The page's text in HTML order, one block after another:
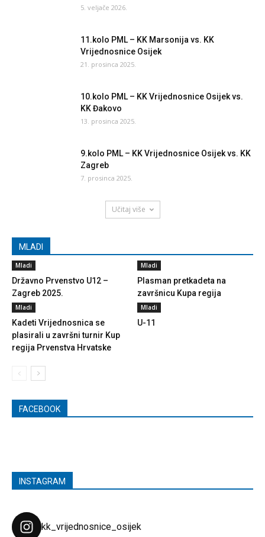
5. veljače 2026.
11.kolo PML – KK Marsonija vs. KK
Vrijednosnice Osijek
21. prosinca 2025.
10.kolo PML – KK Vrijednosnice Osijek vs.
KK Đakovo
13. prosinca 2025.
9.kolo PML – KK Vrijednosnice Osijek vs. KK
Zagreb
7. prosinca 2025.
Učitaj više
MLADI
Mladi
Državno Prvenstvo U12 –
Zagreb 2025.
Mladi
Plasman pretkadeta na
završnicu Kupa regija
Mladi
Kadeti Vrijednosnica se
plasirali u završni turnir Kup
regija Prvenstva Hrvatske
Mladi
U-11
FACEBOOK
INSTAGRAM
kk_vrijednosnice_osijek